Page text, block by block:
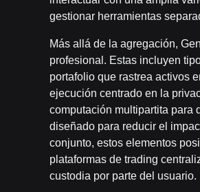
gestionar herramientas
Más allá de la agregación,
profesional. Estas incluyen
portafolio que rastrea activos
ejecución centrado en la
computación multipartita para
diseñado para reducir el
conjunto, estos elementos
plataformas de trading
custodia por parte del usuario.